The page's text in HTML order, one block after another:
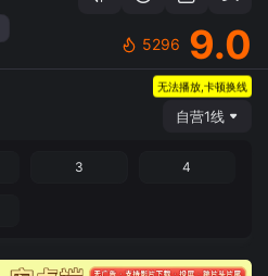
5296 9.0
无法播放,卡顿换线
自营1线
3 4